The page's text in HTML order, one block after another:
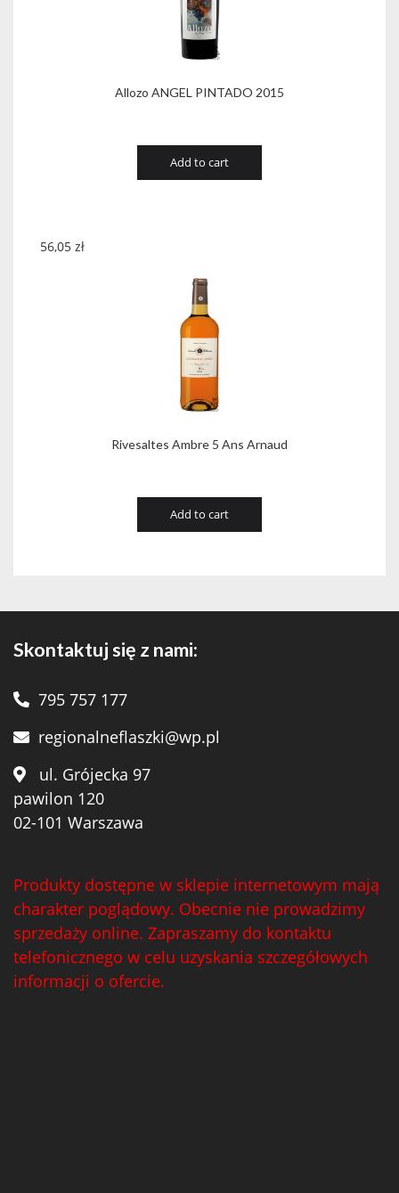
Allozo ANGEL PINTADO 2015
Add to cart
Rivesaltes Ambre 5 Ans Arnaud
56,05 zł
Add to cart
Skontaktuj się z nami:
795 757 177
regionalneflaszki@wp.pl
ul. Grójecka 97
pawilon 120
02-101 Warszawa
Produkty dostępne w sklepie internetowym mają
charakter poglądowy. Obecnie nie prowadzimy
sprzedaży online. Zapraszamy do kontaktu
telefonicznego w celu uzyskania szczegółowych
informacji o ofercie.